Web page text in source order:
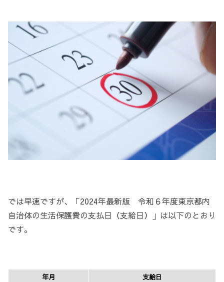
では早速ですが、「2024年最新版 令和６年度東京都内
自治体の生活保護費の支払日（支給日）」は以下のとおり
です。
年月
支給日